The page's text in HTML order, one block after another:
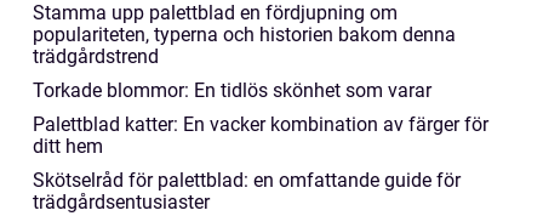
Stamma upp palettblad en fördjupning om
populariteten, typerna och historien bakom denna
trädgårdstrend
Torkade blommor: En tidlös skönhet som varar
Palettblad katter: En vacker kombination av färger för
ditt hem
Skötselråd för palettblad: en omfattande guide för
trädgårdsentusiaster